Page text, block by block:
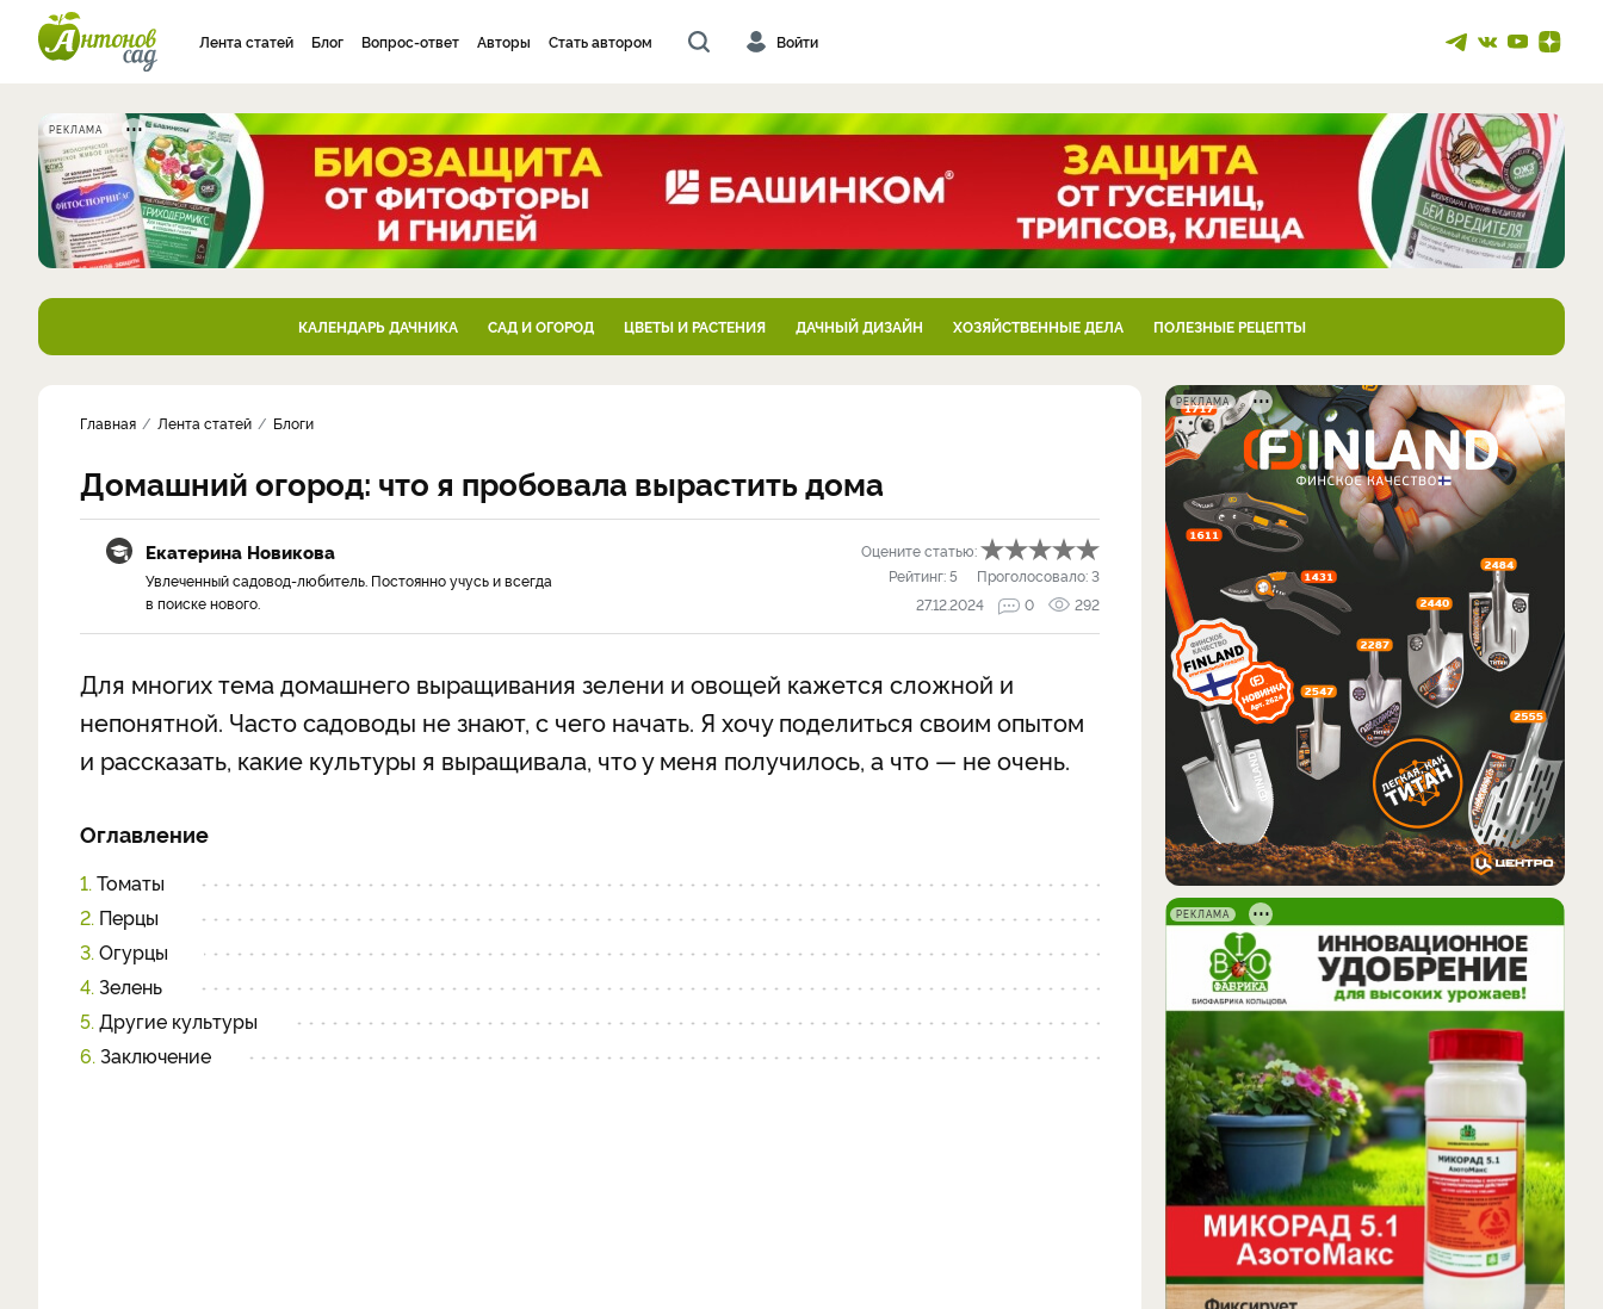
Лента статей Блог Вопрос-ответ Авторы Стать автором Войти
РЕКЛАМА
КАЛЕНДАРЬ ДАЧНИКА САД И ОГОРОД ЦВЕТЫ И РАСТЕНИЯ ДАЧНЫЙ ДИЗАЙН ХОЗЯЙСТВЕННЫЕ ДЕЛА ПОЛЕЗНЫЕ РЕЦЕПТЫ
Главная Лента статей Блоги
Домашний огород: что я пробовала вырастить дома
Екатерина Новикова
Увлеченный садовод-любитель. Постоянно учусь и всегда
в поиске нового.
Оцените статью:
Рейтинг:5 Проголосовало:3
27.12.2024
0 292
Для многих тема домашнего выращивания зелени и овощей кажется сложной и
непонятной. Часто садоводы не знают, с чего начать. Я хочу поделиться своим опытом
и рассказать, какие культуры я выращивала, что у меня получилось, а что — не очень.
Оглавление
1. Томаты
2. Перцы
3. Огурцы
4. Зелень
5. Другие культуры
6. Заключение
РЕКЛАМА
РЕКЛАМА